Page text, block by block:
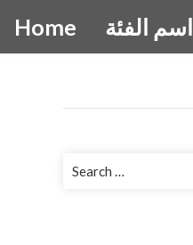
Home اسم الفئة